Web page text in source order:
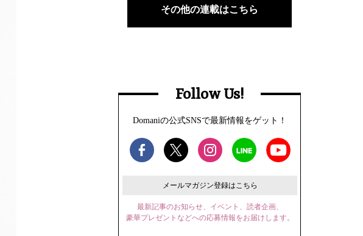
その他の連載はこちら
Follow Us!
Domaniの公式SNSで最新情報をゲット！
メールマガジン登録はこちら
最新記事のお知らせ、イベント、読者企画、
豪華プレゼントなどへの応募情報をお届けします。